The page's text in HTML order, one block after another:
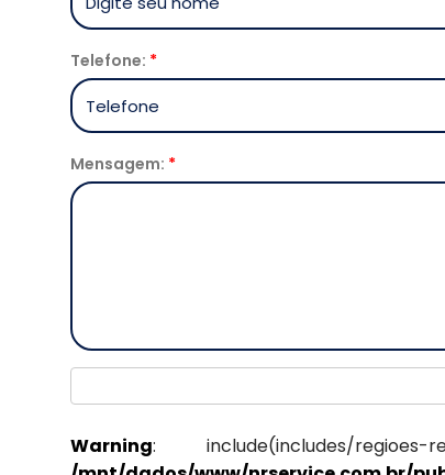
Telefone: *
Mensagem: *
Warning: include(includes/